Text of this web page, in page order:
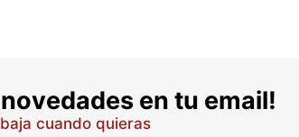
en tu email!
cuando quieras